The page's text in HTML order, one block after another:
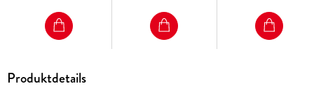
Produktdetails